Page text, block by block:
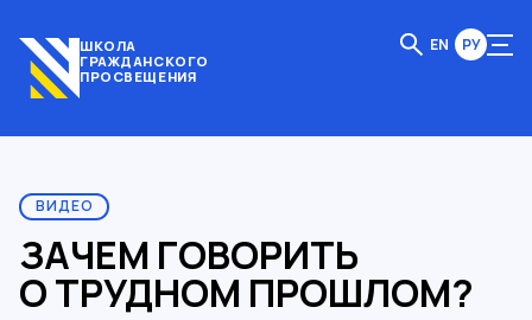
ШКОЛА
ГРАЖДАНСКОГО
ПРОСВЕЩЕНИЯ
EN РУ
ВИДЕО
ЗАЧЕМ ГОВОРИТЬ
О ТРУДНОМ ПРОШЛОМ?